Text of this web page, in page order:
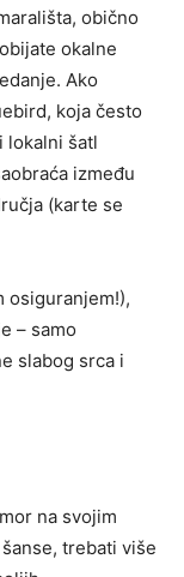
obično
okalne
Ako
koja često
lokalni šatl
između
(karte se
osiguranjem!),
– samo
slabog srca i
na svojim
trebati više